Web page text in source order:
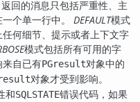
回的消息只包括严重性、主
个单一行中。 DEFAULT模式
何细节、提示或者上下文字
模式包括所有可用的字
自已有PGresult对象中的
对象才受到影响。
和SQLSTATE错误代码，如果